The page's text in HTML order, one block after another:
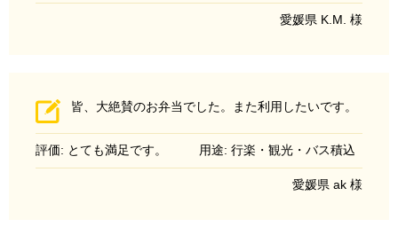
愛媛県 K.M. 様
皆、大絶賛のお弁当でした。また利用したいです。
評価: とても満足です。 用途: 行楽・観光・バス積込
愛媛県 ak 様